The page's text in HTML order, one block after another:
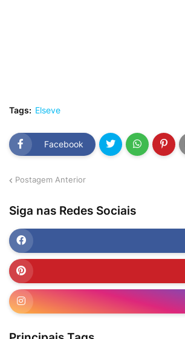
Tags: Elseve
Facebook
Postagem Anterior
Siga nas Redes Sociais